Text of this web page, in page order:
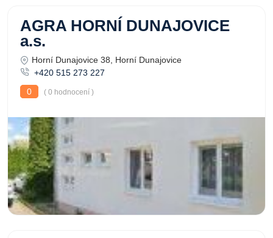
AGRA HORNÍ DUNAJOVICE
a.s.
Horní Dunajovice 38, Horní Dunajovice
+420 515 273 227
0
( 0 hodnocení )